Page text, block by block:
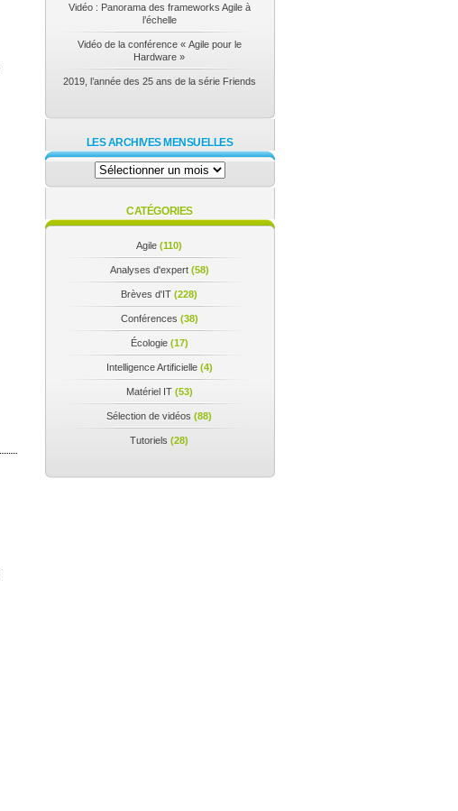
Vidéo : Panorama des frameworks Agile à
l’échelle
Vidéo de la conférence « Agile pour le
Hardware »
2019, l’année des 25 ans de la série Friends
LES ARCHIVES MENSUELLES
Les
archives
CATÉGORIES
Agile (110)
Analyses d'expert(58)
Brèves d'IT (228)
Conférences (38)
Écologie(17)
Intelligence Artificielle(4)
Matériel IT(53)
Sélection de vidéos (88)
Tutoriels (28)